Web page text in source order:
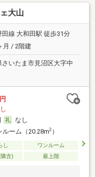
大山
田線 大和田駅 徒歩31分
月 / 2階建
さいたま市見沼区大字中
なし
ルーム（20.28m2）
し
ワンルーム
含) 最上階